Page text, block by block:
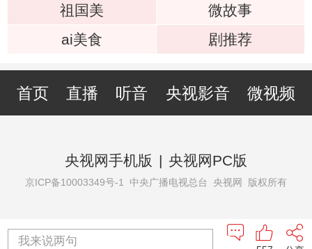
祖国美
微故事
ai美食
剧推荐
首页 直播 听音 央视影音 微视频
央视网手机版 | 央视网PC版
京ICP备10003349号-1 中央广播电视总台 央视网 版权所有
我来说两句